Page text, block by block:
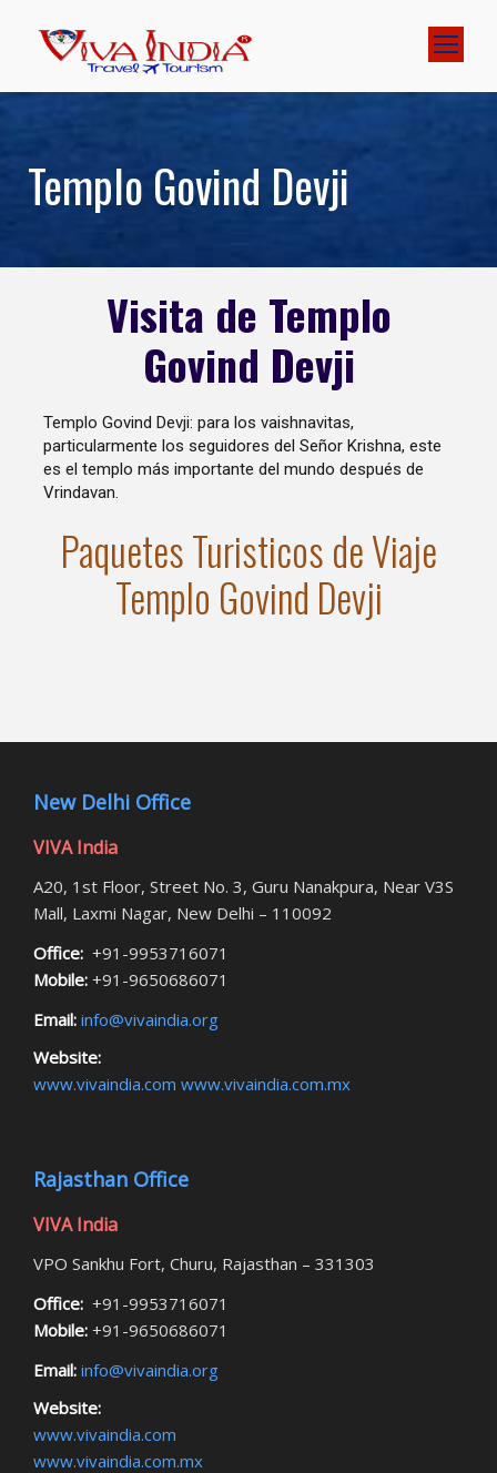
Templo Govind Devji
Visita de Templo
Govind Devji
Templo Govind Devji: para los vaishnavitas,
particularmente los seguidores del Señor Krishna, este
es el templo más importante del mundo después de
Vrindavan.
Paquetes Turisticos de Viaje
Templo Govind Devji
New Delhi Office
VIVA India
A20, 1st Floor, Street No. 3, Guru Nanakpura, Near V3S
Mall, Laxmi Nagar, New Delhi – 110092
Office: +91-9953716071
Mobile: +91-9650686071
Email: info@vivaindia.org
Website:
www.vivaindia.com www.vivaindia.com.mx
Rajasthan Office
VIVA India
VPO Sankhu Fort, Churu, Rajasthan – 331303
Office: +91-9953716071
Mobile: +91-9650686071
Email: info@vivaindia.org
Website:
www.vivaindia.com
www.vivaindia.com.mx